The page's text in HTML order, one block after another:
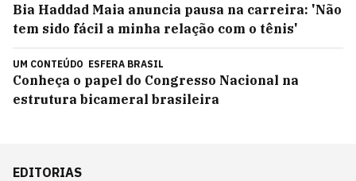
Bia Haddad Maia anuncia pausa na carreira: 'Não
tem sido fácil a minha relação com o tênis'
UM CONTEÚDO ESFERA BRASIL
Conheça o papel do Congresso Nacional na
estrutura bicameral brasileira
EDITORIAS